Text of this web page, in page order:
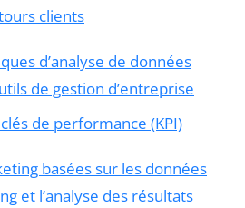
clients
d’analyse de données
de gestion d’entreprise
de performance (KPI)
basées sur les données
et l’analyse des résultats